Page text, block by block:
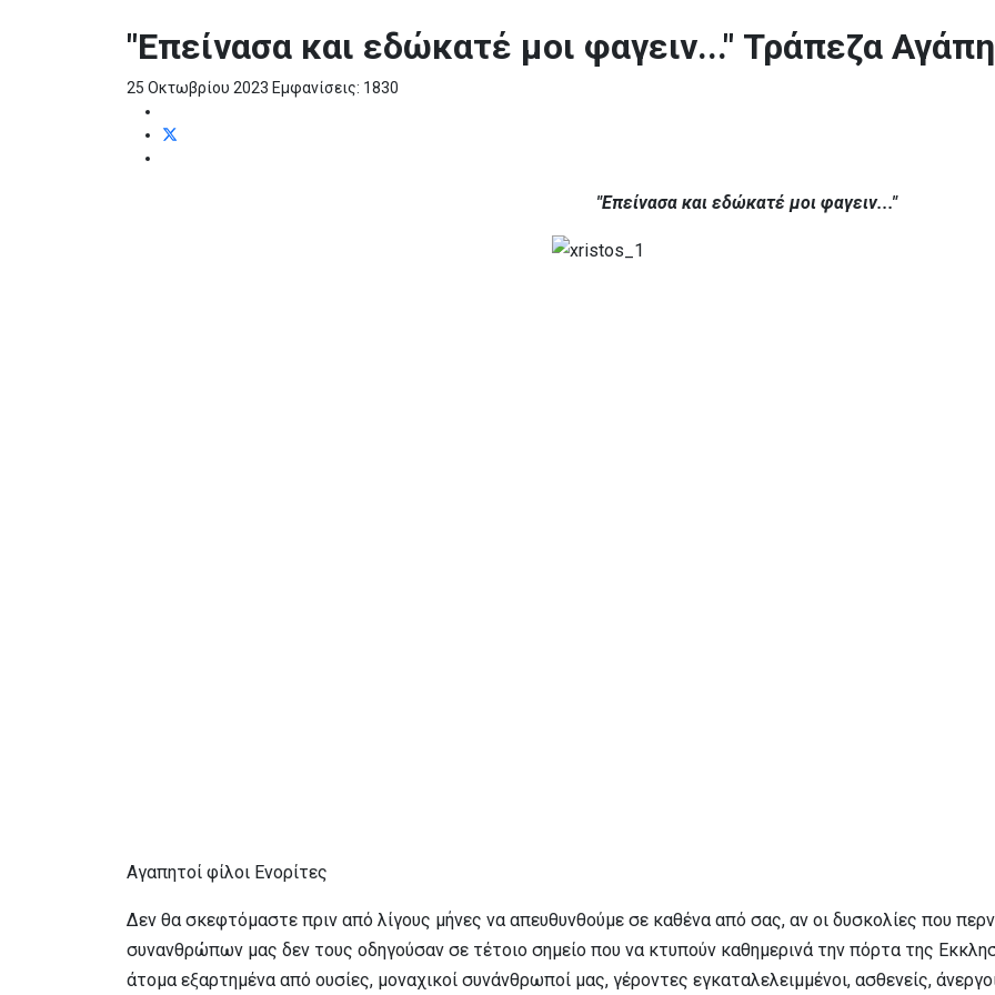
"Επείνασα και εδώκατέ μοι φαγειν..." Τράπεζα
25 Οκτωβρίου 2023 Εμφανίσεις: 1830
"Επείνασα και εδώκατέ μοι φαγειν..."
Αγαπητοί φίλοι Ενορίτες
Δεν θα σκεφτόμαστε πριν από λίγους μήνες να απευθυνθούμε σε καθένα από σας, αν οι δυσκολίες που
συνανθρώπων μας δεν τους οδηγούσαν σε τέτοιο σημείο που να κτυπούν καθημερινά την πόρτα της
άτομα εξαρτημένα από ουσίες, μοναχικοί συνάνθρωποί μας, γέροντες εγκαταλελειμμένοι, ασθενείς,